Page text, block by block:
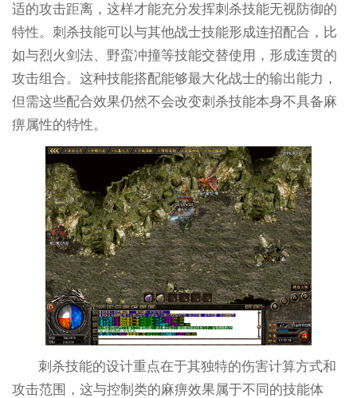
适的攻击距离，这样才能充分发挥刺杀技能无视防御的
特性。刺杀技能可以与其他战士技能形成连招配合，比
如与烈火剑法、野蛮冲撞等技能交替使用，形成连贯的
攻击组合。这种技能搭配能够最大化战士的输出能力，
但需这些配合效果仍然不会改变刺杀技能本身不具备麻
痹属性的特性。
刺杀技能的设计重点在于其独特的伤害计算方式和
攻击范围，这与控制类的麻痹效果属于不同的技能体